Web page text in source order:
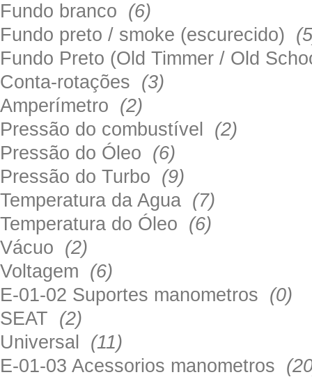
Fundo branco (6)
Fundo preto / smoke (escurecido)
Fundo Preto (Old Timmer / Old
Conta-rotações (3)
Amperímetro (2)
Pressão do combustível (2)
Pressão do Óleo (6)
Pressão do Turbo (9)
Temperatura da Agua (7)
Temperatura do Óleo (6)
Vácuo (2)
Voltagem (6)
E-01-02 Suportes manometros (0)
SEAT (2)
Universal (11)
E-01-03 Acessorios manometros